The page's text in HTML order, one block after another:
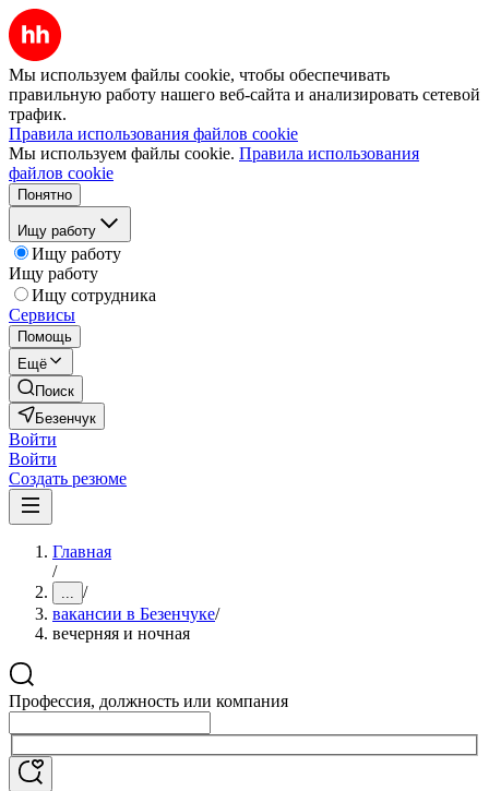
Мы используем файлы cookie, чтобы обеспечивать
правильную работу нашего веб-сайта и анализировать сетевой
трафик.
Правила использования файлов cookie
Мы используем файлы cookie. Правила использования
файлов cookie
Понятно
Ищу работу
Ищу работу
Ищу работу
Ищу сотрудника
Сервисы
Помощь
Ещё
Поиск
Безенчук
Войти
Войти
Создать резюме
Главная
/
... /
вакансии в Безенчуке/
вечерняя и ночная
Профессия, должность или компания